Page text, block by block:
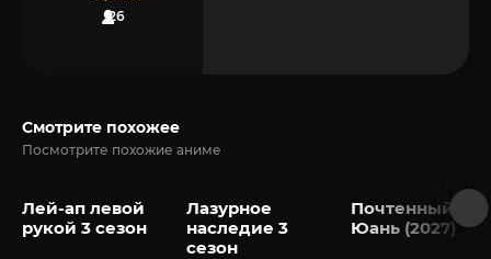
26
Смотрите похожее
Посмотрите похожие аниме
Лей-ап левой
рукой 3 сезон
Лазурное
наследие 3
сезон
Почтенный
Юань (2027)